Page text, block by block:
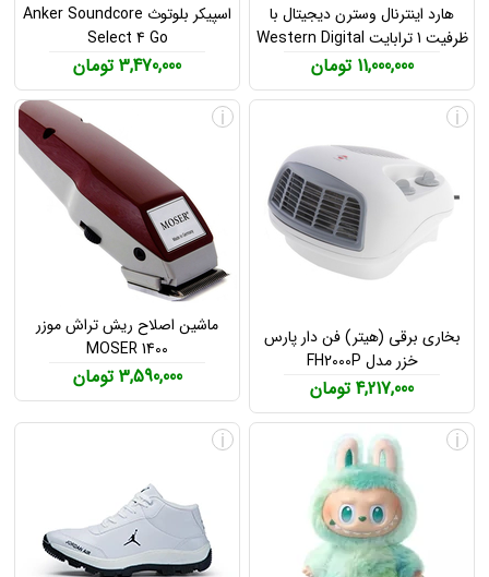
هارد اینترنال وسترن دیجیتال با
ظرفیت 1 ترابایت Western Digital
1TB Hard Drive
11,000,000 تومان
اسپیکر بلوتوث Anker Soundcore
Select 4 Go
3,470,000 تومان
بخاری برقی (هیتر) فن دار پارس
خزر مدل FH2000P
4,217,000 تومان
i
ماشین اصلاح ریش تراش موزر
MOSER 1400
3,590,000 تومان
i
i
i